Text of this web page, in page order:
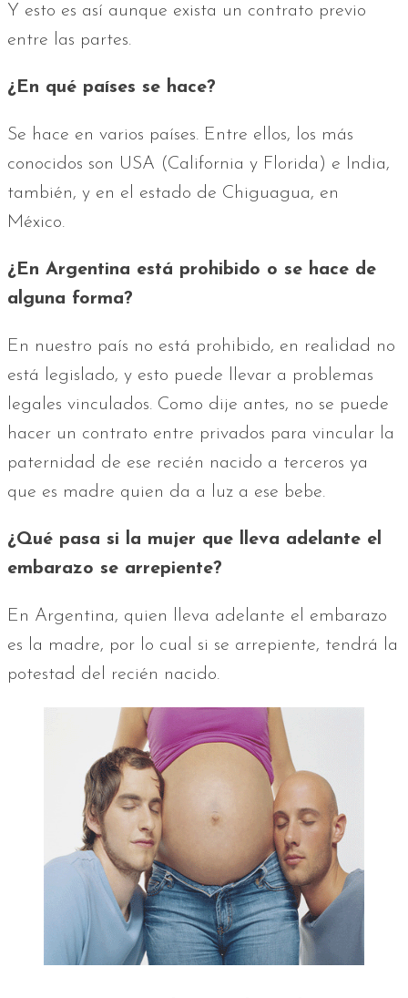
Y esto es así aunque exista un contrato previo
entre las partes.
¿En qué países se hace?
Se hace en varios países. Entre ellos, los más
conocidos son USA (California y Florida) e India,
también, y en el estado de Chiguagua, en
México.
¿En Argentina está prohibido o se hace de
alguna forma?
En nuestro país no está prohibido, en realidad no
está legislado, y esto puede llevar a problemas
legales vinculados. Como dije antes, no se puede
hacer un contrato entre privados para vincular la
paternidad de ese recién nacido a terceros ya
que es madre quien da a luz a ese bebe.
¿Qué pasa si la mujer que lleva adelante el
embarazo se arrepiente?
En Argentina, quien lleva adelante el embarazo
es la madre, por lo cual si se arrepiente, tendrá la
potestad del recién nacido.